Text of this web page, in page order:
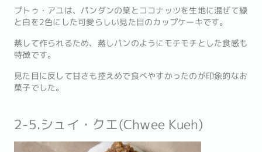
プトゥ・アユは、パンダンの葉とココナッツを生地に混ぜて緑
と白を2色にした可愛らしい見た目のカップケーキです。
蒸して作られるため、蒸しパンのようにモチモチとした食感も
特徴です。
見た目に反して甘さも控えめで食べやすかったのが印象的なお
菓子でした。
2-5.シュイ・クエ(Chwee Kueh)